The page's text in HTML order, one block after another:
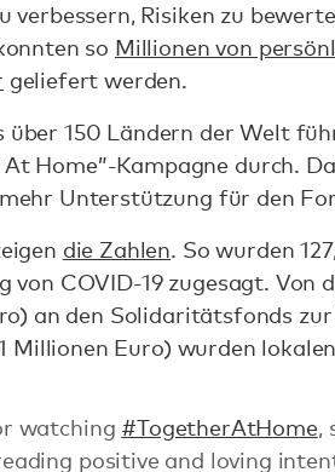
verbessern, Risiken zu
so Millionen von
geliefert werden.
150 Ländern der Welt
Home”-Kampagne durch.
Unterstützung für den
die Zahlen. So wurden
COVID-19 zugesagt. Von
an den Solidaritätsfonds
Millionen Euro) wurden
watching #TogetherAtHome,
positive and loving